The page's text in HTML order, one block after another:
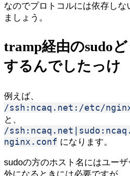
なのでプロトコルには依存しな
ましょう。
tramp経由のsudo
するんでしたっけ
例えば、
/ssh:ncaq.net:/etc/
と、
/
nginx.conf になります。
sudoの方のホスト名にはユー